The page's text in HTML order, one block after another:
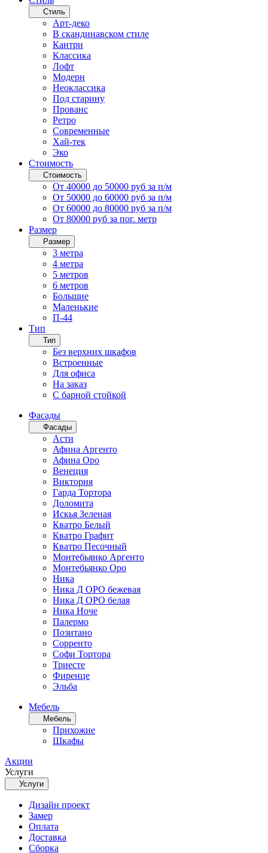
Стиль
Арт-деко
В скандинавском стиле
Кантри
Классика
Лофт
Модерн
Неоклассика
Под старину
Прованс
Ретро
Современные
Хай-тек
Эко
Стоимость
Стоимость
От 40000 до 50000 руб за п/м
От 50000 до 60000 руб за п/м
От 60000 до 80000 руб за п/м
От 80000 руб за пог. метр
Размер
Размер
3 метра
4 метра
5 метров
6 метров
Большие
Маленькие
П-44
Тип
Тип
Без верхних шкафов
Встроенные
Для офиса
На заказ
С барной стойкой
Фасады
Фасады
Асти
Афина Аргенто
Афина Оро
Венеция
Виктория
Гарда Тортора
Доломита
Искья Зеленая
Кватро Белый
Кватро Графит
Кватро Песочный
Монтебьянко Аргенто
Монтебьянко Оро
Ника
Ника Д ОРО бежевая
Ника Д ОРО белая
Ника Ноче
Палермо
Позитано
Сорренто
Софи Тортора
Триесте
Фиренце
Эльба
Мебель
Мебель
Прихожие
Шкафы
Акции
Услуги
Услуги
Дизайн проект
Замер
Оплата
Доставка
Сборка